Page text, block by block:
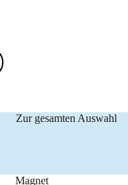
Zur gesamten Auswahl
Magnet